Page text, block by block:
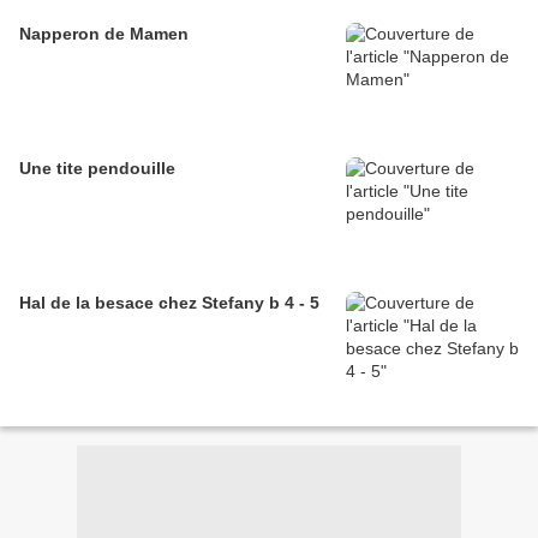
Napperon de Mamen
Une tite pendouille
Hal de la besace chez Stefany b 4 - 5